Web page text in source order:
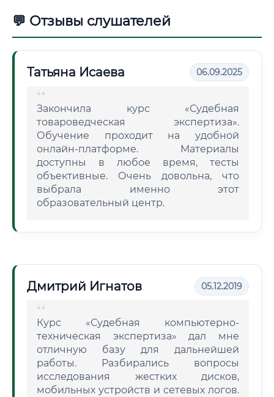
💬 Отзывы слушателей
Татьяна Исаева 06.09.2025
Закончила курс «Судебная
товароведческая экспертиза».
Обучение проходит на удобной
онлайн-платформе. Материалы
доступны в любое время, тесты
объективные. Очень довольна, что
выбрала именно этот
образовательный центр.
Дмитрий Игнатов 05.12.2019
Курс «Судебная компьютерно-
техническая экспертиза» дал мне
отличную базу для дальнейшей
работы. Разбирались вопросы
исследования жестких дисков,
мобильных устройств и сетевых логов.